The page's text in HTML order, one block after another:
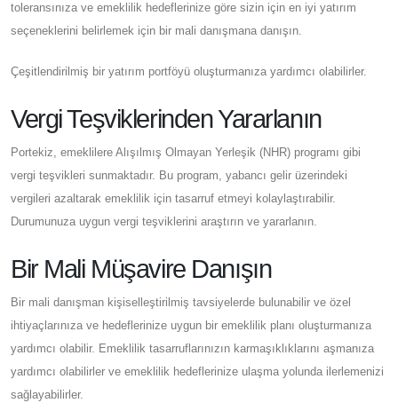
toleransınıza ve emeklilik hedeflerinize göre sizin için en iyi yatırım
seçeneklerini belirlemek için bir mali danışmana danışın.
Çeşitlendirilmiş bir yatırım portföyü oluşturmanıza yardımcı olabilirler.
Vergi Teşviklerinden Yararlanın
Portekiz, emeklilere Alışılmış Olmayan Yerleşik (NHR) programı gibi
vergi teşvikleri sunmaktadır. Bu program, yabancı gelir üzerindeki
vergileri azaltarak emeklilik için tasarruf etmeyi kolaylaştırabilir.
Durumunuza uygun vergi teşviklerini araştırın ve yararlanın.
Bir Mali Müşavire Danışın
Bir mali danışman kişiselleştirilmiş tavsiyelerde bulunabilir ve özel
ihtiyaçlarınıza ve hedeflerinize uygun bir emeklilik planı oluşturmanıza
yardımcı olabilir. Emeklilik tasarruflarınızın karmaşıklıklarını aşmanıza
yardımcı olabilirler ve emeklilik hedeflerinize ulaşma yolunda ilerlemenizi
sağlayabilirler.